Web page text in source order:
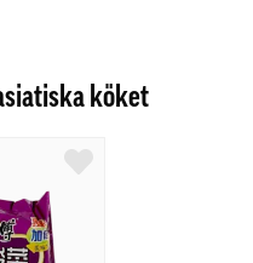
köket